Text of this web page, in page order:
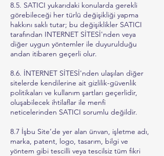
8.5. SATICI yukarıdaki konularda gerekli
görebileceği her türlü değişikliği yapma
hakkını saklı tutar; bu değişiklikler SATICI
tarafından INTERNET SİTESİ'nden veya
diğer uygun yöntemler ile duyurulduğu
andan itibaren geçerli olur.
8.6. İNTERNET SİTESİ'nden ulaşılan diğer
sitelerde kendilerine ait gizlilik-güvenlik
politikaları ve kullanım şartları geçerlidir,
oluşabilecek ihtilaflar ile menfi
neticelerinden SATICI sorumlu değildir.
8.7 İşbu Site’de yer alan ünvan, işletme adı,
marka, patent, logo, tasarım, bilgi ve
yöntem gibi tescilli veya tescilsiz tüm fikri